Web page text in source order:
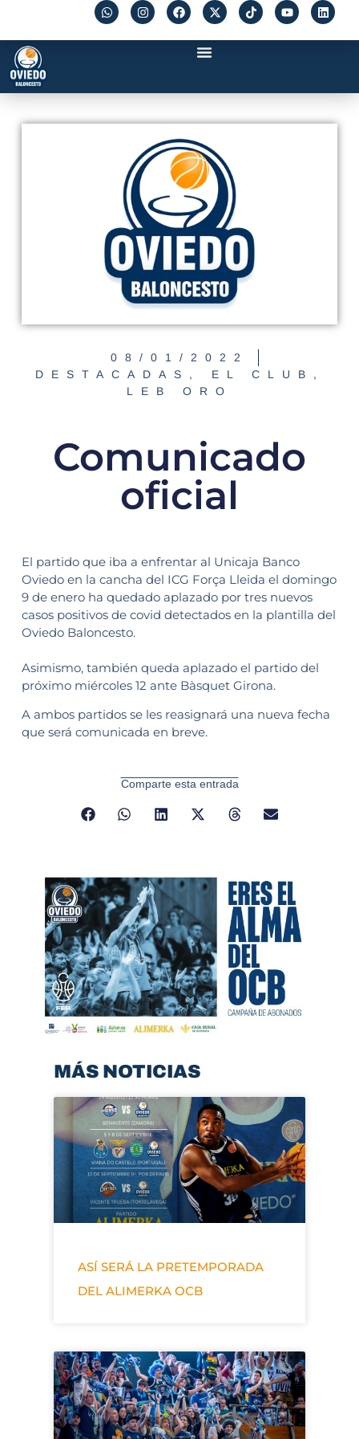
08/01/2022
DESTACADAS , EL CLUB ,
LEB ORO
Comunicado
oficial
El partido que iba a enfrentar al Unicaja Banco
Oviedo en la cancha del ICG Força Lleida el domingo
9 de enero ha quedado aplazado por tres nuevos
casos positivos de covid detectados en la plantilla del
Oviedo Baloncesto.
Asimismo, también queda aplazado el partido del
próximo miércoles 12 ante Bàsquet Girona.
A ambos partidos se les reasignará una nueva fecha
que será comunicada en breve.
Comparte esta entrada
MÁS NOTICIAS
ASÍ SERÁ LA PRETEMPORADA
DEL ALIMERKA OCB